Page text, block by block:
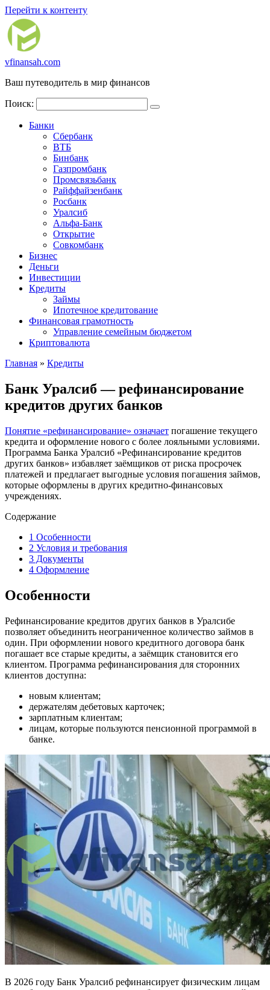
Перейти к контенту
vfinansah.com
Ваш путеводитель в мир финансов
Поиск:
Банки
Сбербанк
ВТБ
Бинбанк
Газпромбанк
Промсвязьбанк
Райффайзенбанк
Росбанк
Уралсиб
Альфа-Банк
Открытие
Совкомбанк
Бизнес
Деньги
Инвестиции
Кредиты
Займы
Ипотечное кредитование
Финансовая грамотность
Управление семейным бюджетом
Криптовалюта
Главная » Кредиты
Банк Уралсиб — рефинансирование
кредитов других банков
Понятие «рефинансирование» означает погашение текущего
кредита и оформление нового с более лояльными условиями.
Программа Банка Уралсиб «Рефинансирование кредитов
других банков» избавляет заёмщиков от риска просрочек
платежей и предлагает выгодные условия погашения займов,
которые оформлены в других кредитно-финансовых
учреждениях.
Содержание
1 Особенности
2 Условия и требования
3 Документы
4 Оформление
Особенности
Рефинансирование кредитов других банков в Уралсибе
позволяет объединить неограниченное количество займов в
один. При оформлении нового кредитного договора банк
погашает все старые кредиты, а заёмщик становится его
клиентом. Программа рефинансирования для сторонних
клиентов доступна:
новым клиентам;
держателям дебетовых карточек;
зарплатным клиентам;
лицам, которые пользуются пенсионной программой в
банке.
В 2026 году Банк Уралсиб рефинансирует физическим лицам